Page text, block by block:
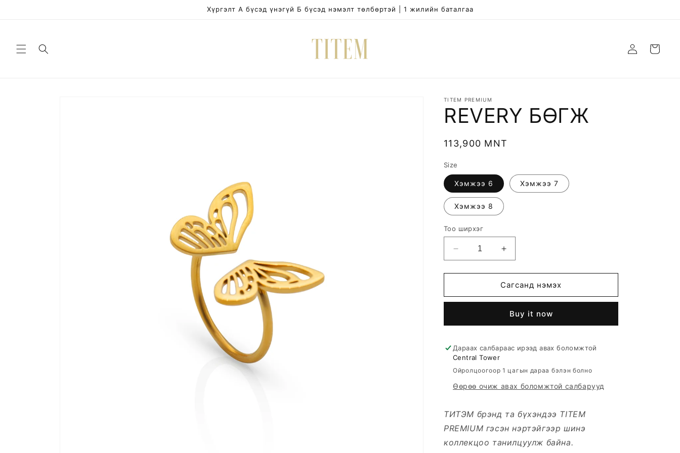
Хүргэлт А бүсэд үнэгүй Б бүсэд нэмэлт төлбөртэй | 1 жилийн баталгаа
Нэвтрэх Cart
TITEM PREMIUM
REVERY БӨГЖ
Regular
113,900 MNT
Size
Хэмжээ 6 Хэмжээ 7
Хэмжээ 8
Тоо ширхэг
Decrease
quantity
for
БӨГЖ
Increase
quantity
for
REVERY
БӨГЖ
Сагсанд нэмэх
Buy it now
Дараах салбараас ирээд авах боломжтой
Central Tower
Ойролцоогоор 1 цагын дараа бэлэн болно
Өөрөө очиж авах боломжтой салбарууд
ТИТЭМ брэнд та бүхэндээ TITEM
PREMIUM гэсэн нэртэйгээр шинэ
коллекцоо танилцуулж байна.